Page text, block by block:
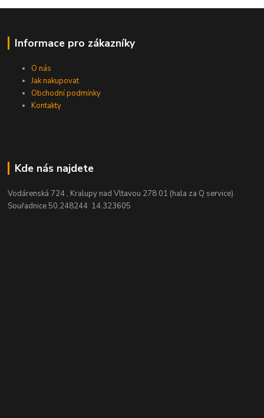
Informace pro zákazníky
O nás
Jak nakupovat
Obchodní podmínky
Kontakty
Kde nás najdete
Vodárenská 724 , Kralupy nad Vltavou 278 01 (hala za Q service)
Souřadnice 50.248244 14.323605